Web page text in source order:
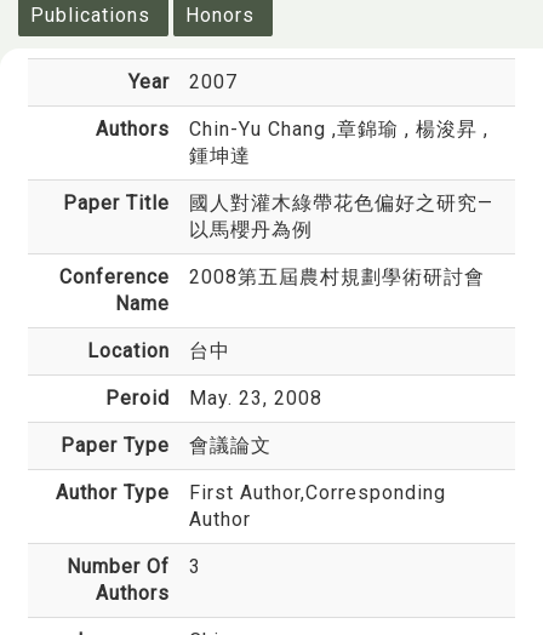
Publications Honors
Year 2007
Authors Chin-Yu Chang ,章錦瑜 , 楊浚昇 ,
鍾坤達
Paper Title
國人對灌木綠帶花色偏好之研究—
以馬櫻丹為例
Conference
Name
2008第五屆農村規劃學術研討會
Location 台中
Peroid May. 23, 2008
Paper Type 會議論文
Author Type
First Author,Corresponding
Author
Number Of
Authors
3